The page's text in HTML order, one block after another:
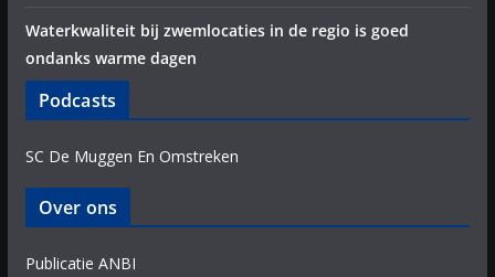
Waterkwaliteit bij zwemlocaties in de regio is goed
ondanks warme dagen
Podcasts
SC De Muggen En Omstreken
Over ons
Publicatie ANBI